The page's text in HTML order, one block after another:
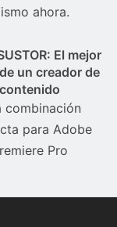
ahora.
El mejor
un creador de
contenido
combinación
para Adobe
Pro